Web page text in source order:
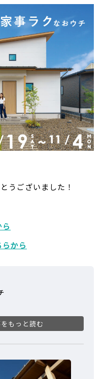
うございました！
から
もっと読む